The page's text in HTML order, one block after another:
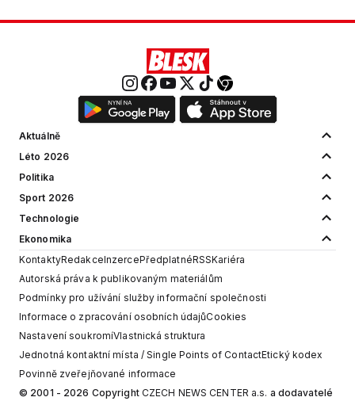
Aktuálně
Léto 2026
Politika
Sport 2026
Technologie
Ekonomika
KontaktyRedakceInzercePředplatnéRSSKariéra
Autorská práva k publikovaným materiálům
Podmínky pro užívání služby informační společnosti
Informace o zpracování osobních údajůCookies
Nastavení soukromíVlastnická struktura
Jednotná kontaktní místa / Single Points of ContactEtický kodex
Povinně zveřejňované informace
© 2001 - 2026 Copyright CZECH NEWS CENTER a.s. a dodavatelé